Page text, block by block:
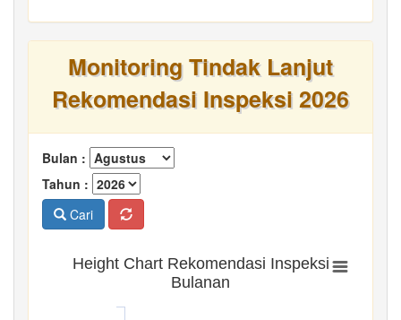
Monitoring Tindak Lanjut
Rekomendasi Inspeksi 2026
Bulan :
Tahun :
Cari
Height Chart Rekomendasi Inspeksi
Bulanan